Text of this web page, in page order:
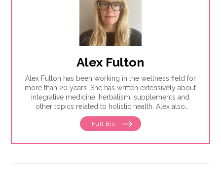
Alex Fulton
Alex Fulton has been working in the wellness field for
more than 20 years. She has written extensively about
integrative medicine, herbalism, supplements and
other topics related to holistic health. Alex also
focuses on issues related to women's health, from
menstruation to menopause. She has collaborated
practitioners to promote natural approaches to health
Full Bio